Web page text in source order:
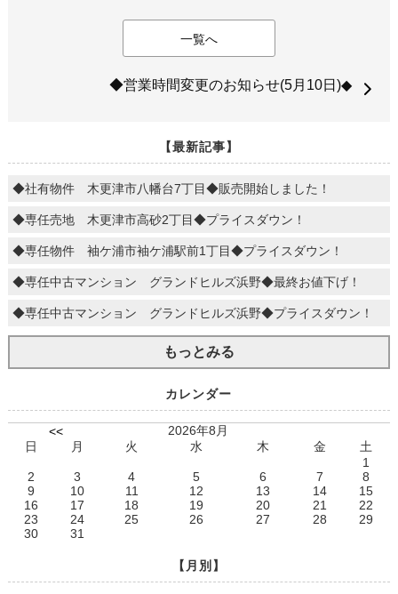
一覧へ
◆営業時間変更のお知らせ(5月10日)◆
【最新記事】
◆社有物件 木更津市八幡台7丁目◆販売開始しました！
◆専任売地 木更津市高砂2丁目◆プライスダウン！
◆専任物件 袖ケ浦市袖ケ浦駅前1丁目◆プライスダウン！
◆専任中古マンション グランドヒルズ浜野◆最終お値下げ！
◆専任中古マンション グランドヒルズ浜野◆プライスダウン！
もっとみる
カレンダー
<<
2026年8月
日
月 火 水 木 金
土
1
2
3 4 5 6 7
8
9
10 11 12 13 14
15
16
17 18 19 20 21
22
23
24 25 26 27 28
29
30
31
【月別】